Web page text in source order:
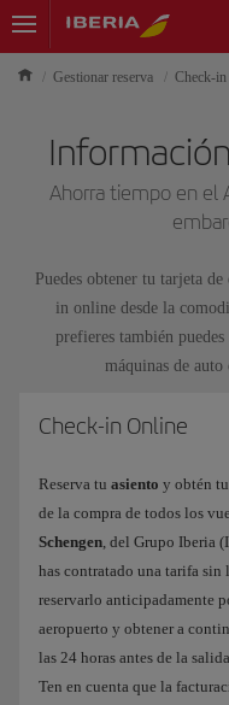
Gestionar reserva Check-in
Ahorra tiempo en el
Puedes obtener tu tarjeta
in online desde la
prefieres también
máquinas de
Check-in Online
Reserva tu asiento y obtén tu
de la compra de todos los
Schengen, del Grupo Iberia
has contratado una tarifa sin
reservarlo anticipadamente
aeropuerto y obtener a
las 24 horas antes de la
Ten en cuenta que la